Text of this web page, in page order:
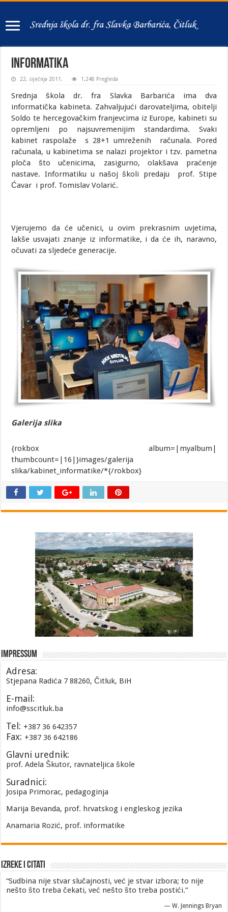
Informatika
22. siječnja 2011. 1,248 Pregleda
Srednja škola dr. fra Slavka Barbarića ima dva
informatička kabineta. Zahvaljujući darovateljima, obitelji
Soldo te hercegovačkim franjevcima iz Europe, kabineti su
opremljeni po najsuvremenijim standardima. Svaki
kabinet raspolaže s 28+1 umreženih računala. Pored
računala, u kabinetima se nalazi projektor i tzv. pametna
ploča što učenicima, zasigurno, olakšava praćenje
nastave. Informatiku u našoj školi predaju prof. Stipe
Ćavar i prof. Tomislav Volarić.
Vjerujemo da će učenici, u ovim prekrasnim uvjetima,
lakše usvajati znanje iz informatike, i da će ih, naravno,
očuvati za sljedeće generacije.
Galerija slika
{rokbox album=|myalbum|
thumbcount=|16|}images/galerija
slika/kabinet_informatike/*{/rokbox}
Impressum
Adresa:
Stjepana Radića 7 88260, Čitluk, BiH
E-mail:
info@sscitluk.ba
Tel: +387 36 642357
Fax: +387 36 642186
Glavni urednik:
prof. Adela Škutor, ravnateljica škole
Suradnici:
Josipa Primorac, pedagoginja
Marija Bevanda, prof. hrvatskog i engleskog jezika
Anamaria Rozić, prof. informatike
Izreke i Citati
“Sudbina nije stvar slučajnosti, već je stvar izbora; to nije
nešto što treba čekati, već nešto što treba postići.”
— W. Jennings Bryan